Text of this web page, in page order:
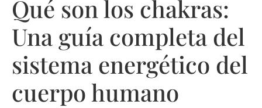
Qué son los chakras:
Una guía completa del
sistema energético del
cuerpo humano